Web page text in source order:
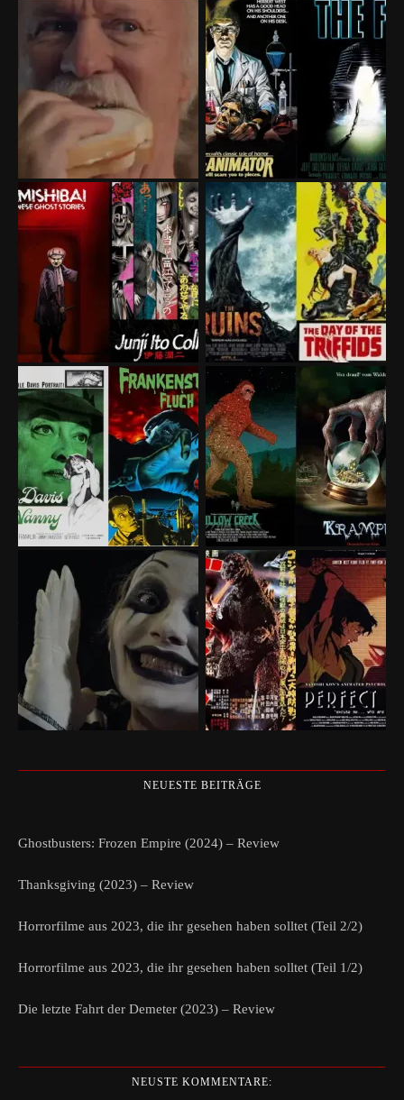
NEUESTE BEITRÄGE
Ghostbusters: Frozen Empire (2024) – Review
Thanksgiving (2023) – Review
Horrorfilme aus 2023, die ihr gesehen haben solltet (Teil 2/2)
Horrorfilme aus 2023, die ihr gesehen haben solltet (Teil 1/2)
Die letzte Fahrt der Demeter (2023) – Review
NEUSTE KOMMENTARE: